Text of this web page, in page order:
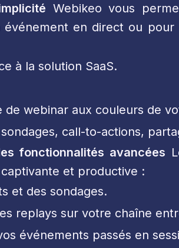
Webikeo vous
en direct ou
à la solution SaaS.
de webinar aux couleurs de
call-to-actions,
fonctionnalités avancées
et productive :
et des sondages.
replays sur votre chaîne
événements passés en